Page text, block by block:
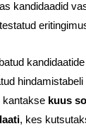
kandidaadid
kantakse kuus
, kes